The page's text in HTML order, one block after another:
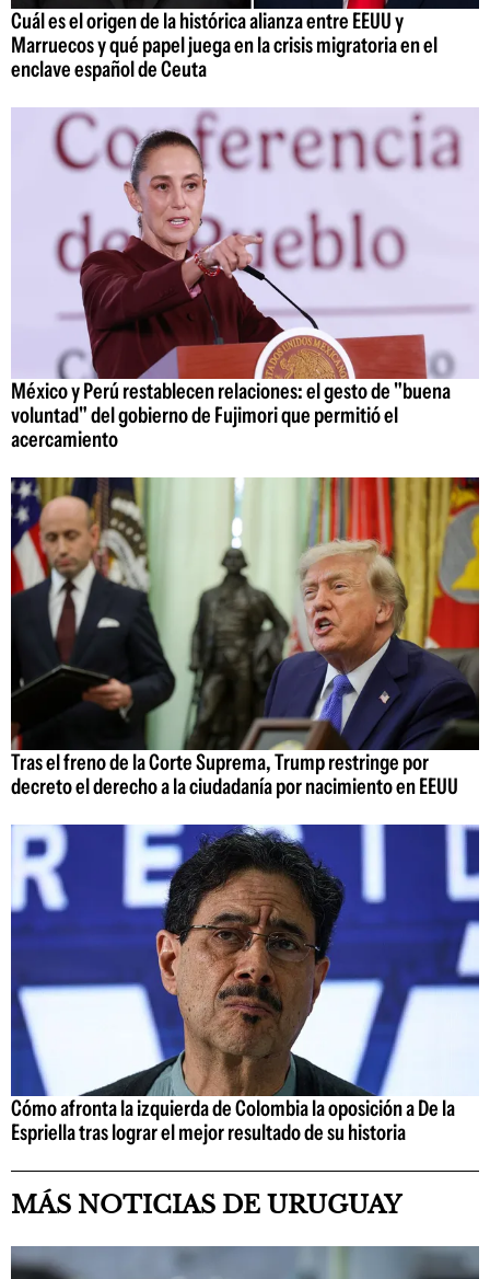
Cuál es el origen de la histórica alianza entre EEUU y
Marruecos y qué papel juega en la crisis migratoria en el
enclave español de Ceuta
México y Perú restablecen relaciones: el gesto de "buena
voluntad" del gobierno de Fujimori que permitió el
acercamiento
Tras el freno de la Corte Suprema, Trump restringe por
decreto el derecho a la ciudadanía por nacimiento en EEUU
Cómo afronta la izquierda de Colombia la oposición a De la
Espriella tras lograr el mejor resultado de su historia
MÁS NOTICIAS DE URUGUAY